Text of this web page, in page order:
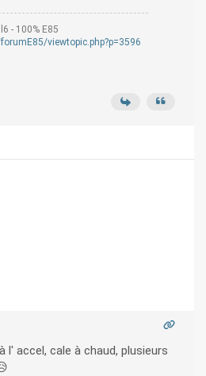
- 100% E85
viewtopic.php?p=3596
l' accel, cale à chaud, plusieurs
froid .... 😥